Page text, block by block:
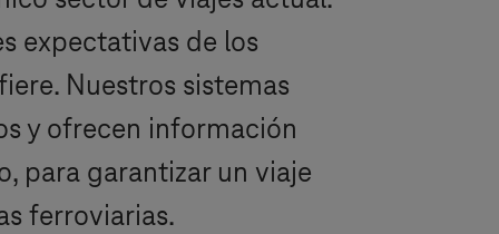
expectativas de los
Nuestros sistemas
y ofrecen información
para garantizar un viaje
ferroviarias.